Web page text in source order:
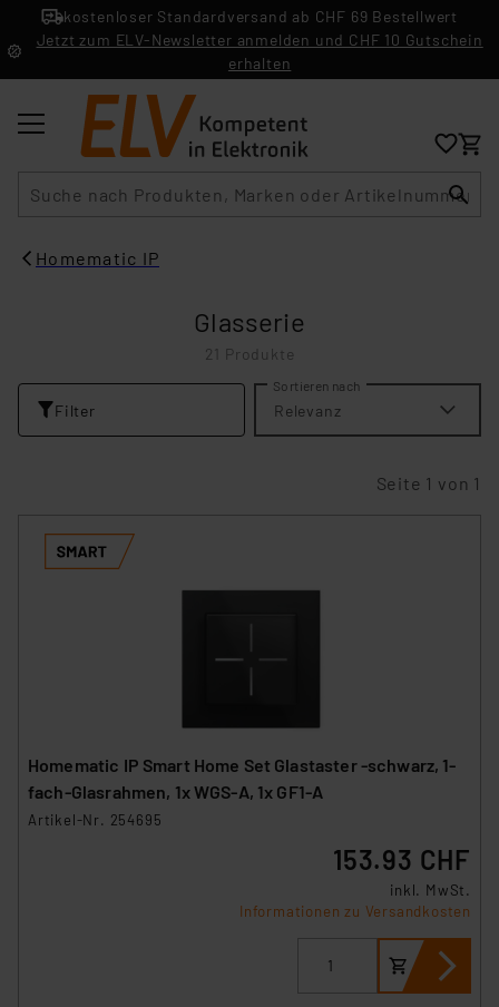
kostenloser Standardversand ab CHF 69 Bestellwert
Jetzt zum ELV-Newsletter anmelden und CHF 10 Gutschein
erhalten
Homematic IP
Glasserie
21 Produkte
Filter
Sortieren nach
Relevanz
Seite 1 von 1
Homematic IP Smart Home Set Glastaster -schwarz, 1-
fach-Glasrahmen, 1x WGS-A, 1x GF1-A
Artikel-Nr. 254695
153.93 CHF
inkl. MwSt.
Informationen zu Versandkosten